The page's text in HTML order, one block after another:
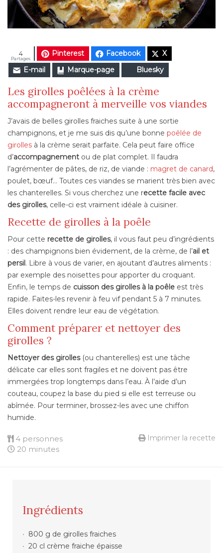
Pinterest Facebook
X
E-mail
Marque-page Bluesky
Partages
4
Les girolles poêlées à la crème
accompagneront à merveille vos viandes
J’avais de belles girolles fraiches suite à une sortie
champignons, et je me suis dis qu’une bonne poêlée de
girolles à la crème serait parfaite. Cela peut faire office
d’accompagnement ou de plat complet. Il faudra
l’agrémenter de pâtes, de riz, de viande : magret de canard,
poulet, bœuf… Toutes ces viandes se marient très bien avec
les chanterelles. Si vous cherchez une recette facile avec
des girolles, celle-ci est vraiment idéale à cuisiner.
Recette de girolles à la poêle
Pour cette recette de girolles, il vous faut peu d’ingrédients
: des champignons bien évidement, de la crème, de l’ail et
persil. Libre à vous de varier, en ajoutant d’autres aliments :
par exemple des noisettes pour apporter du croquant.
Enfin, le temps de cuisson des girolles à la poêle est très
rapide. Faites-les revenir à feu vif pendant 5 à 7 minutes.
Elles doivent rendre leur eau de végétation.
Comment préparer et nettoyer des
girolles ?
Nettoyer des girolles(ou chanterelles) est une tâche
délicate car elles sont fragiles et ne doivent pas être
immergées trop longtemps dans l’eau. À l’aide d’un
couteau, coupez la base du pied si elle est terreuse ou
abîmée. Pour terminer, brossez-les avec une chiffon
humide.
4 personnes
20 minutes
Imprimer la recette
Ingrédients
800 g de girolles fraiches
20 cl crème fraiche épaisse